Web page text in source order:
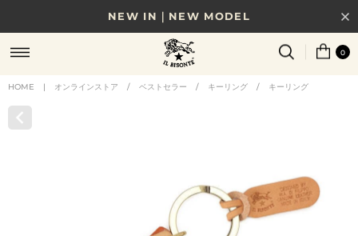
NEW IN｜NEW MODEL
8/17(月)10時まで｜税込11,000円以上で送料無料
贈る相手やシーンから選べる、新しいギフトガイド
0
HOME | オンラインストア / ベストセラー / キーリング / キーリング